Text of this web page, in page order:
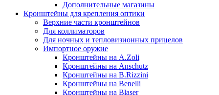
Дополнительные магазины
Кронштейны для крепления оптики
Верхние части кронштейнов
Для коллиматоров
Для ночных и тепловизионных прицелов
Импортное оружие
Кронштейны на A.Zoli
Кронштейны на Anschutz
Кронштейны на B.Rizzini
Кронштейны на Benelli
Кронштейны на Blaser